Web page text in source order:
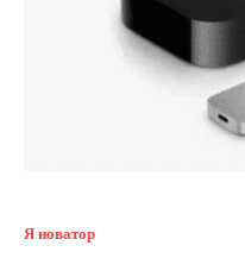
Я новатор